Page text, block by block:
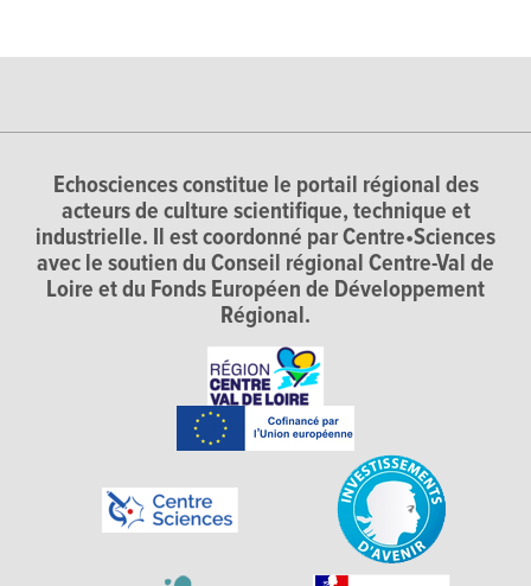
Echosciences constitue le portail régional des
acteurs de culture scientifique, technique et
industrielle. Il est coordonné par Centre•Sciences
avec le soutien du Conseil régional Centre-Val de
Loire et du Fonds Européen de Développement
Régional.